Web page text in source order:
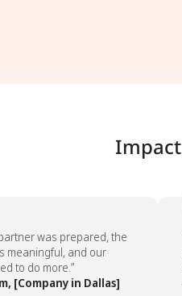
Impact
was prepared, the
and our
to do more.”
[Company in Dallas]